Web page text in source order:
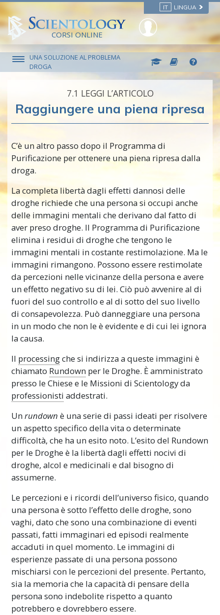
IT LINGUA
CORSI ONLINE
UNA SOLUZIONE AL PROBLEMA
DROGA
7.‎1 LEGGI L’ARTICOLO
Raggiungere una piena ripresa
C’è un altro passo dopo il Programma di
Purificazione per ottenere una piena ripresa dalla
droga.
La completa libertà dagli effetti dannosi delle
droghe richiede che una persona si occupi anche
delle immagini mentali che derivano dal fatto di
aver preso droghe. Il Programma di Purificazione
elimina i residui di droghe che tengono le
immagini mentali in costante restimolazione. Ma le
immagini rimangono. Possono essere restimolate
da percezioni nelle vicinanze della persona e avere
un effetto negativo su di lei. Ciò può avvenire al di
fuori del suo controllo e al di sotto del suo livello
di consapevolezza. Può danneggiare una persona
in un modo che non le è evidente e di cui lei ignora
la causa.
Il processingche si indirizza a queste immagini è
chiamato Rundown per le Droghe. È amministrato
presso le Chiese e le Missioni di Scientology da
professionisti addestrati.
Unrundown è una serie di passi ideati per risolvere
un aspetto specifico della vita o determinate
difficoltà, che ha un esito noto. L’esito del Rundown
per le Droghe è la libertà dagli effetti nocivi di
droghe, alcol e medicinali e dal bisogno di
assumerne.
Le percezioni e i ricordi dell’universo fisico, quando
una persona è sotto l’effetto delle droghe, sono
vaghi, dato che sono una combinazione di eventi
passati, fatti immaginari ed episodi realmente
accaduti in quel momento. Le immagini di
esperienze passate di una persona possono
mischiarsi con le percezioni del presente. Pertanto,
sia la memoria che la capacità di pensare della
persona sono indebolite rispetto a quanto
potrebbero e dovrebbero essere.